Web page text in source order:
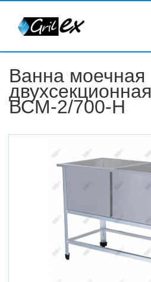
Ванна моечная
двухсекционная
ВСМ-2/700-Н